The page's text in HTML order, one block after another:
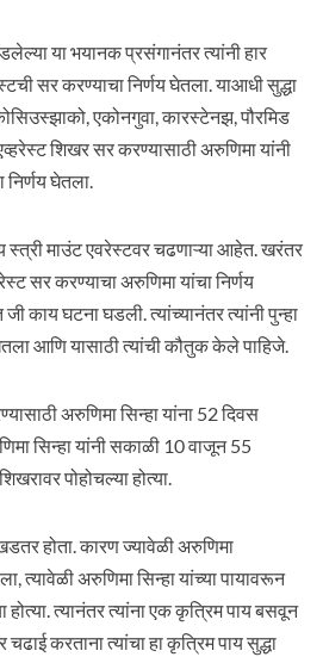
या भयानक प्रसंगानंतर त्यांनी हार
सर करण्याचा निर्णय घेतला. याआधी सुद्धा
एकोनगुवा, कारस्टेनझ, पौरमिड
शिखर सर करण्यासाठी अरुणिमा यांनी
निर्णय घेतला.
स्त्री माउंट एवरेस्टवर चढणाऱ्या आहेत. खरंतर
सर करण्याचा अरुणिमा यांचा निर्णय
काय घटना घडली. त्यांच्यानंतर त्यांनी पुन्हा
आणि यासाठी त्यांची कौतुक केले पाहिजे.
अरुणिमा सिन्हा यांना 52 दिवस
सिन्हा यांनी सकाळी 10 वाजून 55
पोहोचल्या होत्या.
होता. कारण ज्यावेळी अरुणिमा
त्यावेळी अरुणिमा सिन्हा यांच्या पायावरून
त्यानंतर त्यांना एक कृत्रिम पाय बसवून
चढाई करताना त्यांचा हा कृत्रिम पाय सुद्धा